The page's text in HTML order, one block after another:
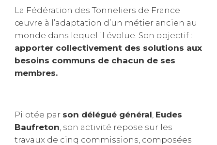
La Fédération des Tonneliers de France
œuvre à l’adaptation d’un métier ancien au
monde dans lequel il évolue. Son objectif :
apporter collectivement des solutions aux
besoins communs de chacun de ses
membres.
Pilotée par son délégué général, Eudes
Baufreton, son activité repose sur les
travaux de cinq commissions, composées